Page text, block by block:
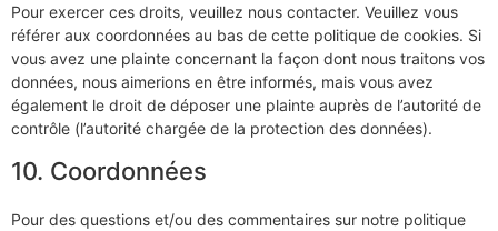
Pour exercer ces droits, veuillez nous contacter. Veuillez vous
référer aux coordonnées au bas de cette politique de cookies. Si
vous avez une plainte concernant la façon dont nous traitons vos
données, nous aimerions en être informés, mais vous avez
également le droit de déposer une plainte auprès de l’autorité de
contrôle (l’autorité chargée de la protection des données).
10. Coordonnées
Pour des questions et/ou des commentaires sur notre politique